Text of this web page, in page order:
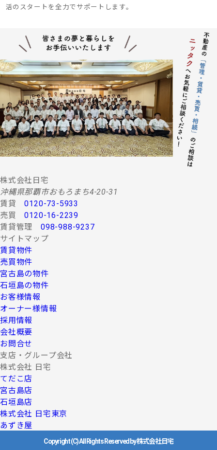
活のスタートを全力でサポートします。
株式会社日宅
沖縄県那覇市おもろまち4-20-31
賃貸0120-73-5933
売買0120-16-2239
賃貸管理 098-988-9237
サイトマップ
賃貸物件
売買物件
宮古島の物件
石垣島の物件
お客様情報
オーナー様情報
採用情報
会社概要
お問合せ
支店・グループ会社
株式会社 日宅
てだこ店
宮古島店
石垣島店
株式会社 日宅東京
あずき屋
Copyright (C) All Rights Reserved by 株式会社日宅